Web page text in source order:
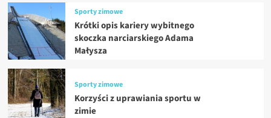
Sporty zimowe
Krótki opis kariery wybitnego
skoczka narciarskiego Adama
Małysza
Sporty zimowe
Korzyści z uprawiania sportu w
zimie